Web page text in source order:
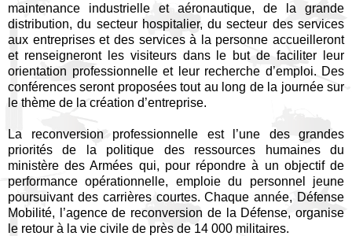
maintenance industrielle et aéronautique, de la grande
distribution, du secteur hospitalier, du secteur des services
aux entreprises et des services à la personne accueilleront
et renseigneront les visiteurs dans le but de faciliter leur
orientation professionnelle et leur recherche d’emploi. Des
conférences seront proposées tout au long de la journée sur
le thème de la création d’entreprise.
La reconversion professionnelle est l’une des grandes
priorités de la politique des ressources humaines du
ministère des Armées qui, pour répondre à un objectif de
performance opérationnelle, emploie du personnel jeune
poursuivant des carrières courtes. Chaque année, Défense
Mobilité, l’agence de reconversion de la Défense, organise
le retour à la vie civile de près de 14 000 militaires.